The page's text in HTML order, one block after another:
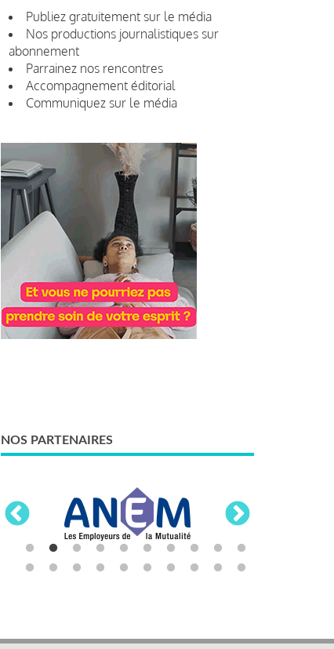
Publiez gratuitement sur le média
Nos productions journalistiques sur
abonnement
Parrainez nos rencontres
Accompagnement éditorial
Communiquez sur le média
NOS PARTENAIRES